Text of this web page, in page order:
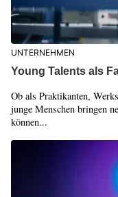
UNTERNEHMEN
Young Talents als
Ob als Praktikanten,
junge Menschen bringen
können...